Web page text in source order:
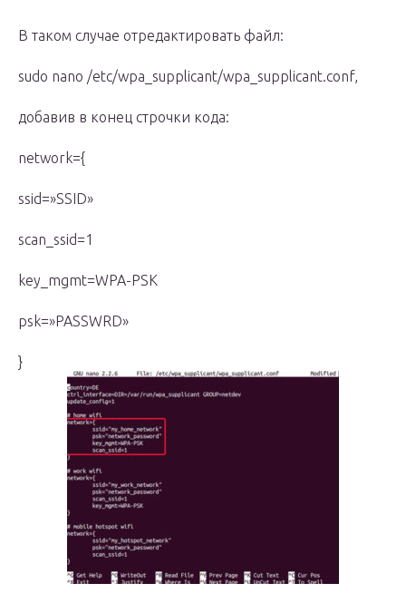
В таком случае отредактировать файл:
sudo nano /etc/wpa_supplicant/wpa_supplicant.conf,
добавив в конец строчки кода:
network={
ssid=»SSID»
scan_ssid=1
key_mgmt=WPA-PSK
psk=»PASSWRD»
}